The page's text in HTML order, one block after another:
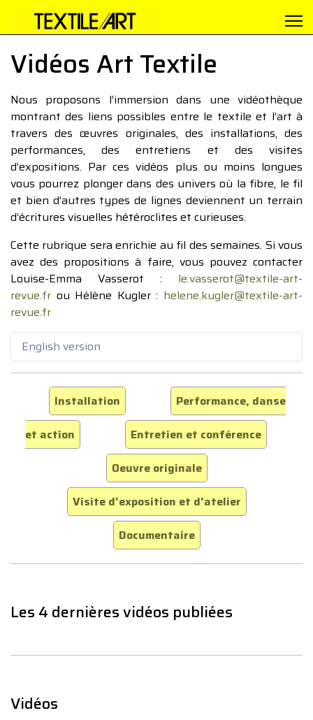
Vidéos Art Textile
Nous proposons l’immersion dans une vidéothèque
montrant des liens possibles entre le textile et l’art à
travers des œuvres originales, des installations, des
performances, des entretiens et des visites
d’expositions. Par ces vidéos plus ou moins longues
vous pourrez plonger dans des univers où la fibre, le fil
et bien d’autres types de lignes deviennent un terrain
d’écritures visuelles hétéroclites et curieuses.
Cette rubrique sera enrichie au fil des semaines. Si vous
avez des propositions à faire, vous pouvez contacter
Louise-Emma Vasserot : le.vasserot@textile-art-
revue.fr ou Hélène Kugler : helene.kugler@textile-art-
revue.fr
English version
Installation
Performance, danse
et action
Entretien et conférence
Oeuvre originale
Visite d'exposition et d'atelier
Documentaire
Les 4 dernières vidéos publiées
Vidéos